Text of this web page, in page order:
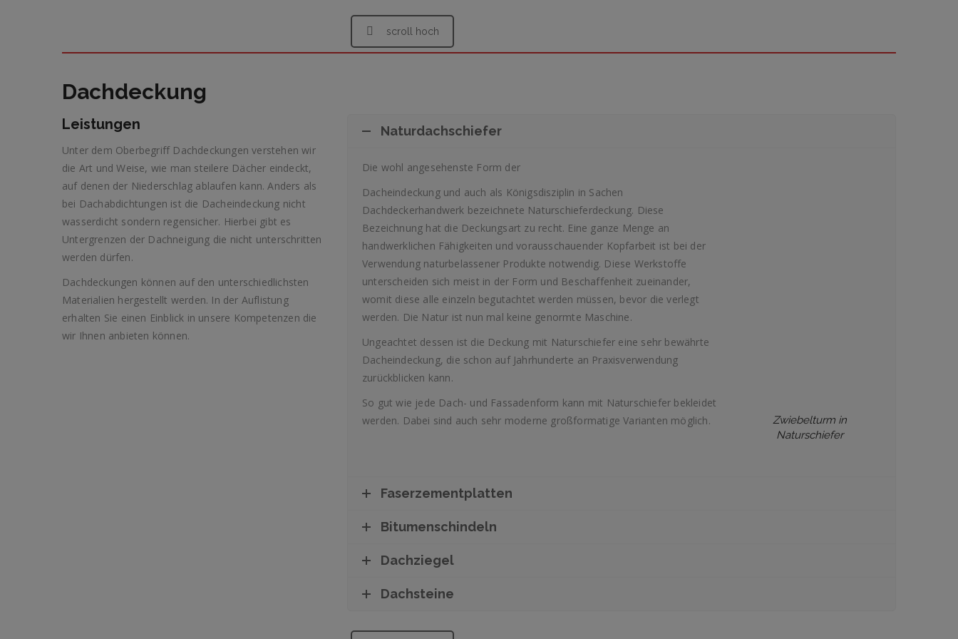
scroll hoch
Dachdeckung
Leistungen
Unter dem Oberbegriff Dachdeckungen verstehen wir
die Art und Weise, wie man steilere Dächer eindeckt,
auf denen der Niederschlag ablaufen kann. Anders als
bei Dachabdichtungen ist die Dacheindeckung nicht
wasserdicht sondern regensicher. Hierbei gibt es
Untergrenzen der Dachneigung die nicht unterschritten
werden dürfen.
Dachdeckungen können auf den unterschiedlichsten
Materialien hergestellt werden. In der Auflistung
erhalten Sie einen Einblick in unsere Kompetenzen die
wir Ihnen anbieten können.
Naturdachschiefer
Die wohl angesehenste Form der
Zwiebelturm in
Naturschiefer
Dacheindeckung und auch als Königsdisziplin in Sachen
Dachdeckerhandwerk bezeichnete Naturschieferdeckung. Diese
Bezeichnung hat die Deckungsart zu recht. Eine ganze Menge an
handwerklichen Fähigkeiten und vorausschauender Kopfarbeit ist bei der
Verwendung naturbelassener Produkte notwendig. Diese Werkstoffe
unterscheiden sich meist in der Form und Beschaffenheit zueinander,
womit diese alle einzeln begutachtet werden müssen, bevor die verlegt
werden. Die Natur ist nun mal keine genormte Maschine.
Ungeachtet dessen ist die Deckung mit Naturschiefer eine sehr bewährte
Dacheindeckung, die schon auf Jahrhunderte an Praxisverwendung
zurückblicken kann.
So gut wie jede Dach- und Fassadenform kann mit Naturschiefer bekleidet
werden. Dabei sind auch sehr moderne großformatige Varianten möglich.
Faserzementplatten
Bitumenschindeln
Dachziegel
Dachsteine